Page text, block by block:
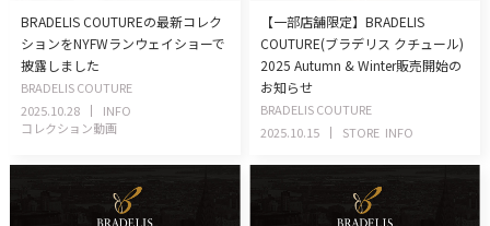
BRADELIS COUTUREの最新コレク
ションをNYFWランウェイショーで
披露しました
BRADELIS COUTURE
2025.10.28
INFO
コレクション動画
【一部店舗限定】BRADELIS
COUTURE(ブラデリス クチュール)
2025 Autumn & Winter販売開始の
お知らせ
BRADELIS COUTURE
2025.10.15
STORE INFO